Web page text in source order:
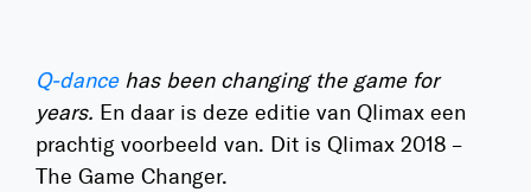
Q-dancehas been changing the game for
years. En daar is deze editie van Qlimax een
prachtig voorbeeld van. Dit is Qlimax 2018 –
The Game Changer.